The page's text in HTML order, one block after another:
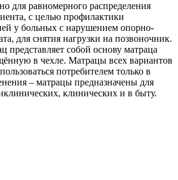
для равномерного распределения
с целью профилактики
у больных с нарушением опорно-
для снятия нагрузки на позвоночник.
представляет собой основу матраца
в чехле. Матрацы всех вариантов
потребителем только в
– матрацы предназначены для
клинических и в быту.